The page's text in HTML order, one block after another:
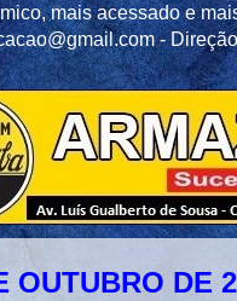
mais acessado e
-
OUTUBRO DE